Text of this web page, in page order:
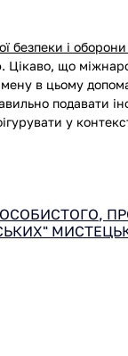
безпеки і
Цікаво, що
в цьому
подавати
у